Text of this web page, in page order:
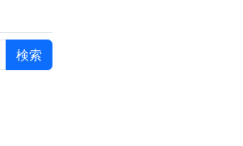
検索